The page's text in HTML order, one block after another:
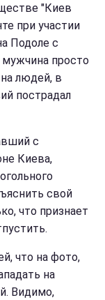
"Киев
при участии
Подоле с
просто
людей, в
пострадал
с
Киева,
свой
что признает
что на фото,
на
Видимо,